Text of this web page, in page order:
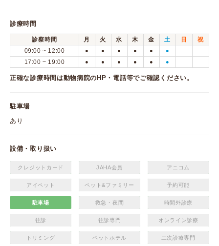
診療時間
診察時間 月 火 水 木 金 土 日
祝
09:00 ~ 12:00
● ● ● ● ● ●
17:00 ~ 19:00 ● ● ● ● ● ●
正確な診療時間は動物病院のHP・電話等でご確認ください。
駐車場
あり
設備・取り扱い
クレジットカード JAHA会員 アニコム
アイペット ペット&ファミリー 予約可能
駐車場 救急・夜間 時間外診療
往診 往診専門 オンライン診療
トリミング ペットホテル 二次診療専門